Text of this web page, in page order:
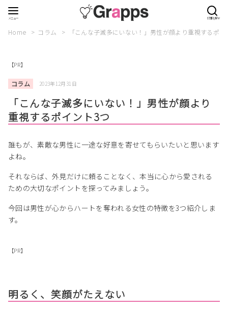
Home コラム 「こんな子滅多にいない！」男性が顔より重視するポイ
【PR】
コラム 2023年12月31日
「こんな子滅多にいない！」男性が顔より
重視するポイント3つ
誰もが、素敵な男性に一途な好意を寄せてもらいたいと思います
よね。
それならば、外見だけに頼ることなく、本当に心から愛される
ための大切なポイントを探ってみましょう。
今回は男性が心からハートを奪われる女性の特徴を3つ紹介しま
す。
【PR】
明るく、笑顔がたえない